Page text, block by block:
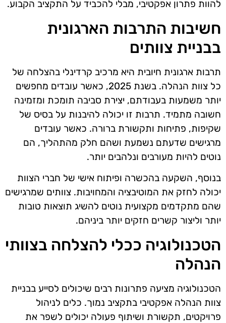
להוות פתרון אפקטיבי, מבלי להכביד על התקציב הקבוע.
חשיבות התרבות הארגונית
בבניית צוותים
תרבות ארגונית חיובית היא מרכיב קרדינלי בהצלחה של
כל צוות הנהלה. בשנת 2025, כאשר עובדים מחפשים
יותר משמעות בעבודתם, יצירת סביבה תומכת ומזמינה
חשובה מתמיד. תרבות זו יכולה להיבנות על בסיס של
שקיפות, פתיחות ותקשורת ברורה. כאשר עובדים
מרגישים שדעתם נשמעת ושהם חלק מהתהליך, הם
נוטים להיות מעורבים ונלהבים יותר.
בנוסף, השקעה בהכשרה ופיתוח אישי של חברי הצוות
יכולה לחזק את המוטיבציה והמחויבות. צוותים שמרגישים
שהם מתקדמים מקצועית נוטים להשיג תוצאות טובות
יותר וליצור קשרים חזקים יותר ביניהם.
הטכנולוגיה ככלי להצלחה בצוותי
הנהלה
הטכנולוגיה מציעה פתרונות רבים שיכולים לסייע בבניית
צוות הנהלה אפקטיבי בתקציב נמוך. כלים לניהול
פרויקטים, תקשורת ושיתוף פעולה יכולים לשפר את